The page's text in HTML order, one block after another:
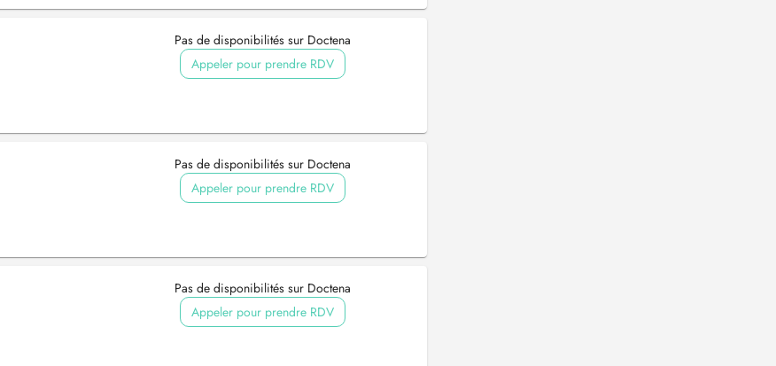
Pas de disponibilités sur Doctena
Appeler pour prendre RDV
Pas de disponibilités sur Doctena
Appeler pour prendre RDV
Pas de disponibilités sur Doctena
Appeler pour prendre RDV